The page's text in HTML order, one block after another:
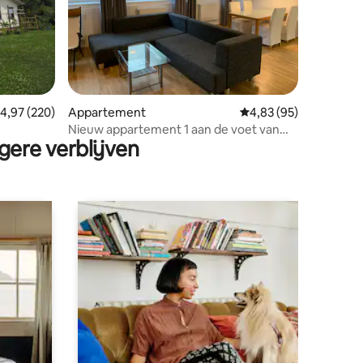
beoordeling van 4,97 op 5, 220 recensies
4,97 (220)
Appartement Gemiddelde
4,83 (95)
Nieuw appartement 1 aan de voet van
het kasteel Güssing
verblijven